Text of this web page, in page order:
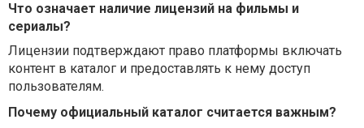
Что означает наличие лицензий на фильмы и
сериалы?
Лицензии подтверждают право платформы включать
контент в каталог и предоставлять к нему доступ
пользователям.
Почему официальный каталог считается важным?